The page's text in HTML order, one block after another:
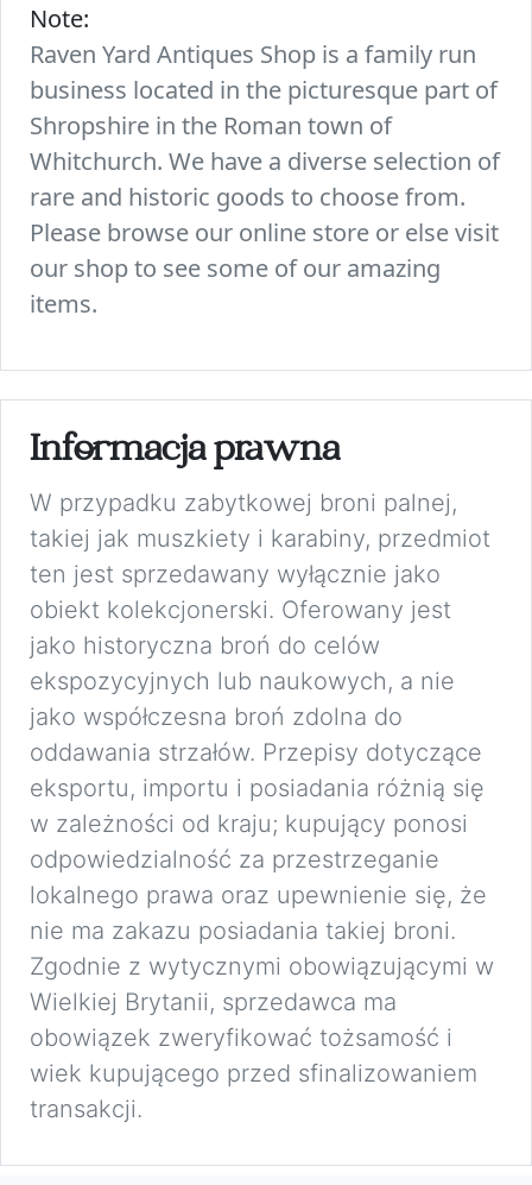
Note:
Raven Yard Antiques Shop is a family run
business located in the picturesque part of
Shropshire in the Roman town of
Whitchurch. We have a diverse selection of
rare and historic goods to choose from.
Please browse our online store or else visit
our shop to see some of our amazing
items.
Informacja prawna
W przypadku zabytkowej broni palnej,
takiej jak muszkiety i karabiny, przedmiot
ten jest sprzedawany wyłącznie jako
obiekt kolekcjonerski. Oferowany jest
jako historyczna broń do celów
ekspozycyjnych lub naukowych, a nie
jako współczesna broń zdolna do
oddawania strzałów. Przepisy dotyczące
eksportu, importu i posiadania różnią się
w zależności od kraju; kupujący ponosi
odpowiedzialność za przestrzeganie
lokalnego prawa oraz upewnienie się, że
nie ma zakazu posiadania takiej broni.
Zgodnie z wytycznymi obowiązującymi w
Wielkiej Brytanii, sprzedawca ma
obowiązek zweryfikować tożsamość i
wiek kupującego przed sfinalizowaniem
transakcji.